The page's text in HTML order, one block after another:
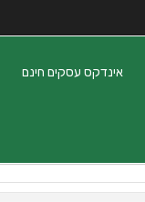
אינדקס עסקים חינם